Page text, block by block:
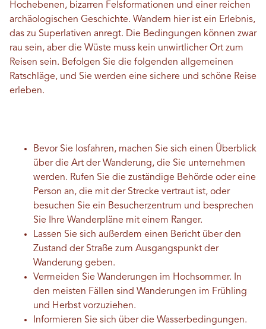
Hochebenen, bizarren Felsformationen und einer reichen
archäologischen Geschichte. Wandern hier ist ein Erlebnis,
das zu Superlativen anregt. Die Bedingungen können zwar
rau sein, aber die Wüste muss kein unwirtlicher Ort zum
Reisen sein. Befolgen Sie die folgenden allgemeinen
Ratschläge, und Sie werden eine sichere und schöne Reise
erleben.
Bevor Sie losfahren, machen Sie sich einen Überblick
über die Art der Wanderung, die Sie unternehmen
werden. Rufen Sie die zuständige Behörde oder eine
Person an, die mit der Strecke vertraut ist, oder
besuchen Sie ein Besucherzentrum und besprechen
Sie Ihre Wanderpläne mit einem Ranger.
Lassen Sie sich außerdem einen Bericht über den
Zustand der Straße zum Ausgangspunkt der
Wanderung geben.
Vermeiden Sie Wanderungen im Hochsommer. In
den meisten Fällen sind Wanderungen im Frühling
und Herbst vorzuziehen.
Informieren Sie sich über die Wasserbedingungen.